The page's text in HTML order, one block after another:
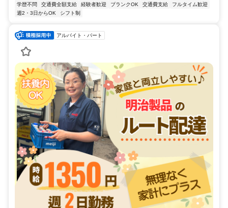
学歴不問
交通費全額支給 経験者歓迎 ブランクOK 交通費支給
フルタイム歓迎
週2・3日からOK
シフト制
アルバイト・パート